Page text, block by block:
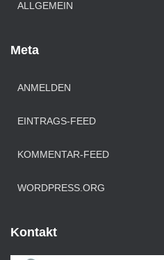
ALLGEMEIN
Meta
ANMELDEN
EINTRAGS-FEED
KOMMENTAR-FEED
WORDPRESS.ORG
Kontakt